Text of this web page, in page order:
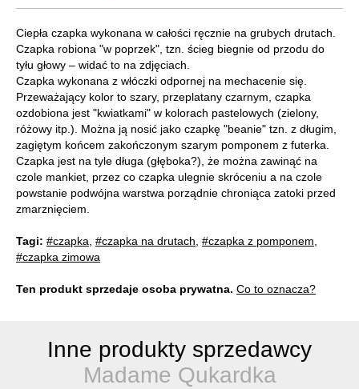
Ciepła czapka wykonana w całości ręcznie na grubych drutach.
Czapka robiona "w poprzek", tzn. ścieg biegnie od przodu do
tyłu głowy – widać to na zdjęciach.
Czapka wykonana z włóczki odpornej na mechacenie się.
Przeważający kolor to szary, przeplatany czarnym, czapka
ozdobiona jest "kwiatkami" w kolorach pastelowych (zielony,
różowy itp.). Można ją nosić jako czapkę "beanie" tzn. z długim,
zagiętym końcem zakończonym szarym pomponem z futerka.
Czapka jest na tyle długa (głęboka?), że można zawinąć na
czole mankiet, przez co czapka ulegnie skróceniu a na czole
powstanie podwójna warstwa porządnie chroniąca zatoki przed
zmarznięciem.
Tagi: #czapka #czapka na drutach #czapka z pomponem
#czapka zimowa
Ten produkt sprzedaje osoba prywatna. Co to oznacza?
Inne produkty sprzedawcy
Madame Qukardka